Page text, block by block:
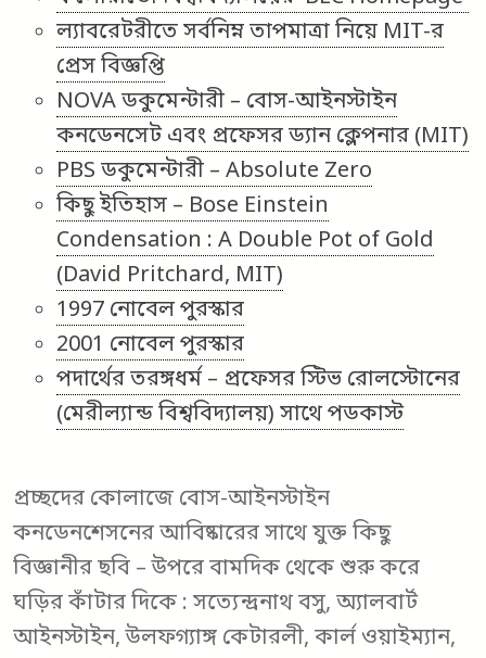
ল্যাবরেটরীতে সর্বনিম্ন তাপমাত্রা নিয়ে MIT-র
প্রেস বিজ্ঞপ্তি
NOVA ডকুমেন্টারী – বোস-আইনস্টাইন
কনডেনসেট এবং প্রফেসর ড্যান ক্লেপনার (MIT)
PBS ডকুমেন্টারী – Absolute Zero
কিছু ইতিহাস – Bose Einstein
Condensation : A Double Pot of Gold
(David Pritchard, MIT)
1997 নোবেল পুরস্কার
2001 নোবেল পুরস্কার
পদার্থের তরঙ্গধর্ম – প্রফেসর স্টিভ রোলস্টোনের
(মেরীল্যান্ড বিশ্ববিদ্যালয়) সাথে পডকাস্ট
প্রচ্ছদের কোলাজে বোস-আইনস্টাইন
কনডেনশেসনের আবিষ্কারের সাথে যুক্ত কিছু
বিজ্ঞানীর ছবি – উপরে বামদিক থেকে শুরু করে
ঘড়ির কাঁটার দিকে : সত্যেন্দ্রনাথ বসু, অ্যালবার্ট
আইনস্টাইন, উলফগ্যাঙ্গ কেটারলী, কার্ল ওয়াইম্যান,